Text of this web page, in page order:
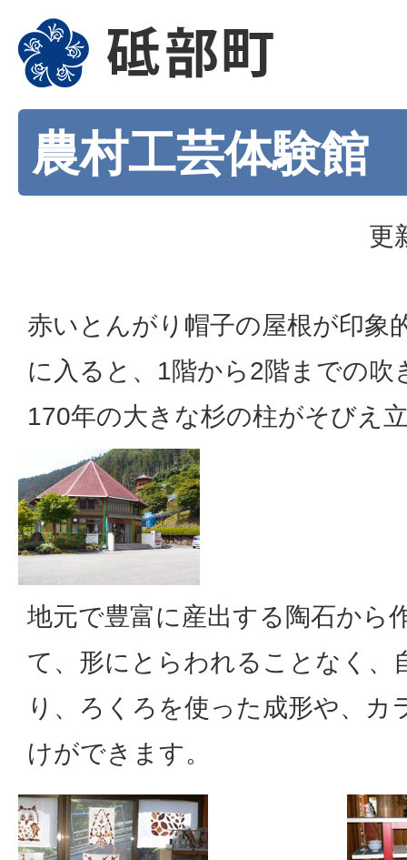
農村工芸体験館
更
赤いとんがり帽子の屋根が印象
に入ると、1階から2階までの吹
170年の大きな杉の柱がそびえ
地元で豊富に産出する陶石から
て、形にとらわれることなく、
り、ろくろを使った成形や、カ
けができます。